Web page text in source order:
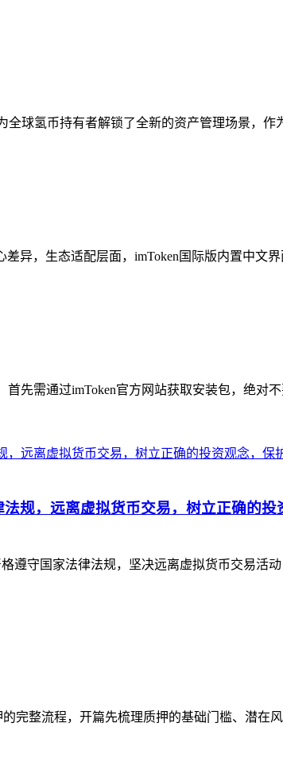
球氢币持有者解锁了全新的资产管理场景，作
差异，生态适配层面，imToken国际版内置中文
先需通过imToken官方网站获取安装包，绝对
规，远离虚拟货币交易，树立正确的
遵守国家法律法规，坚决远离虚拟货币交易活
完整流程，开篇先梳理质押的基础门槛、潜在